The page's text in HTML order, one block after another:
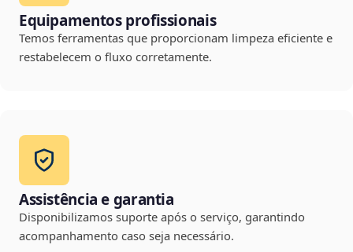
Equipamentos profissionais
Temos ferramentas que proporcionam limpeza eficiente e
restabelecem o fluxo corretamente.
Assistência e garantia
Disponibilizamos suporte após o serviço, garantindo
acompanhamento caso seja necessário.